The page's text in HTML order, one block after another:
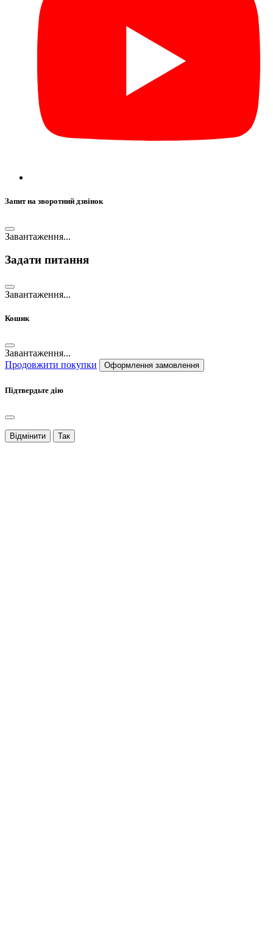
Запит на зворотний дзвінок
Завантаження...
Задати питання
Завантаження...
Кошик
Завантаження...
Продовжити покупки
Оформлення замовлення
Підтвердьте дію
Відмінити Так